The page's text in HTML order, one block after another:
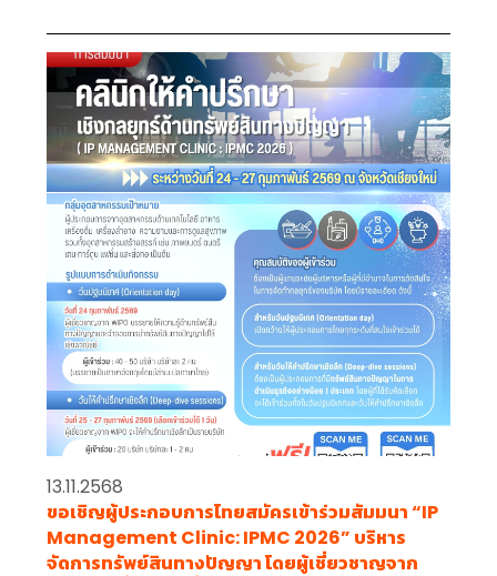
13.11.2568
ขอเชิญผู้ประกอบการไทยสมัครเข้าร่วมสัมมนา “IP
Management Clinic: IPMC 2026” บริหาร
จัดการทรัพย์สินทางปัญญา โดยผู้เชี่ยวชาญจาก